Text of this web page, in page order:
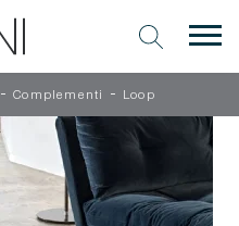
-Complementi - Loop